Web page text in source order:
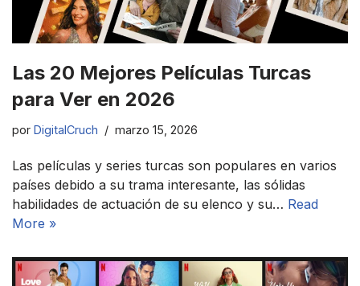
Las 20 Mejores Películas Turcas
para Ver en 2026
por DigitalCruch marzo 15, 2026
Las películas y series turcas son populares en varios
países debido a su trama interesante, las sólidas
habilidades de actuación de su elenco y su… Read
More »